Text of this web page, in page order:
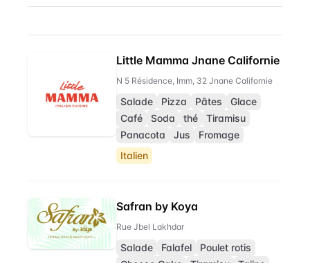
Little Mamma Jnane Californie
N 5 Résidence, Imm, 32 Jnane Californie
Salade Pizza Pâtes
Glace
Café
Soda thé
Tiramisu
Panacota
Jus
Fromage
Italien
Safran by Koya
Rue Jbel Lakhdar
Salade Falafel
Poulet rotis